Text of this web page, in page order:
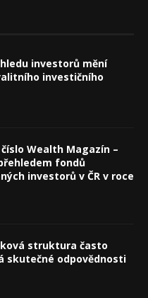
investorů mění
investičního
Wealth Magazín –
fondů
investorů v ČR v roce
struktura často
skutečné odpovědnosti